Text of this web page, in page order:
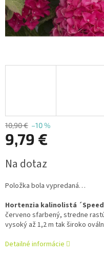
10,90 € –10 %
9,79 €
cena:
Na dotaz
Položka bola vypredaná…
Hortenzia kalinolistá
červeno sfarbený, stredne
vysoký až 1,2 m tak široko
Detailné informácie